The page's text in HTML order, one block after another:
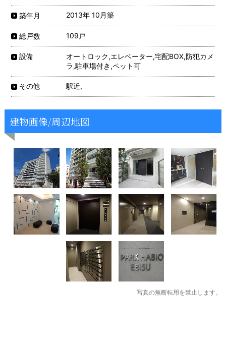
築年月 2013年 10月築
総戸数 109戸
設備
オートロック,エレベーター,宅配BOX,防犯カメ
ラ,駐車場付き,ペット可
その他 駅近,
建物画像/周辺地図
写真の無断転用を禁止します。